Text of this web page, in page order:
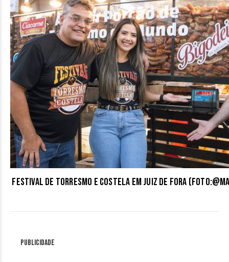
Festival de Torresmo e Costela em Juiz de Fora
Publicidade